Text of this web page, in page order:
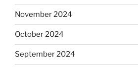
November 2024
October 2024
September 2024